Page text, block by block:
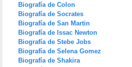
Biografía de Colon
Biografía de Socrates
Biografía de San Martin
Biografía de Issac Newton
Biografía de Stebe Jobs
Biografía de Selena Gomez
Biografía de Shakira